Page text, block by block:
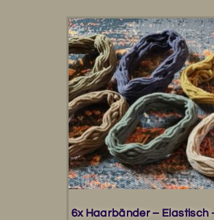
6x Haarbänder – Elastisch